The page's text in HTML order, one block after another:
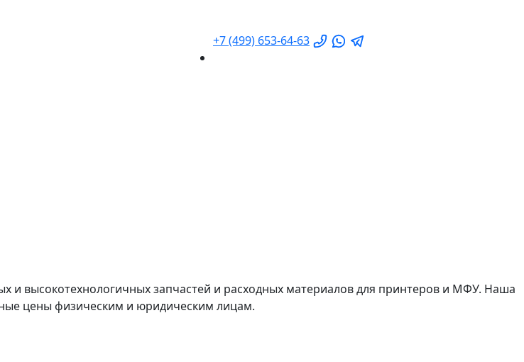
+7 (499) 653-64-63
и высокотехнологичных запчастей и расходных материалов для принтеров и МФУ. Наша
цены физическим и юридическим лицам.